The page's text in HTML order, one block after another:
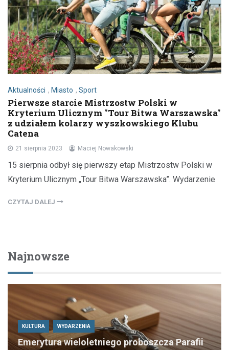
Aktualności , Miasto , Sport
Pierwsze starcie Mistrzostw Polski w
Kryterium Ulicznym "Tour Bitwa Warszawska"
z udziałem kolarzy wyszkowskiego Klubu
Catena
21 sierpnia 2023 Maciej Nowakowski
15 sierpnia odbył się pierwszy etap Mistrzostw Polski w
Kryterium Ulicznym „Tour Bitwa Warszawska”. Wydarzenie
CZYTAJ DALEJ
Najnowsze
KULTURA WYDARZENIA
Emerytura wieloletniego proboszcza Parafii